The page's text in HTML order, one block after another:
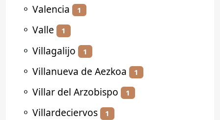
⚬ Valencia 1
⚬ Valle 1
⚬ Villagalijo 1
⚬ Villanueva de Aezkoa 1
⚬ Villar del Arzobispo 1
⚬ Villardeciervos 1